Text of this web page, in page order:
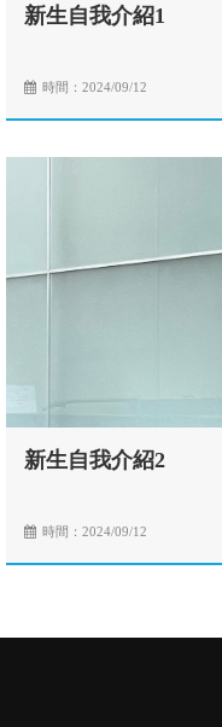
新生自我介紹1
時間：2024/09/12
新生自我介紹2
時間：2024/09/12